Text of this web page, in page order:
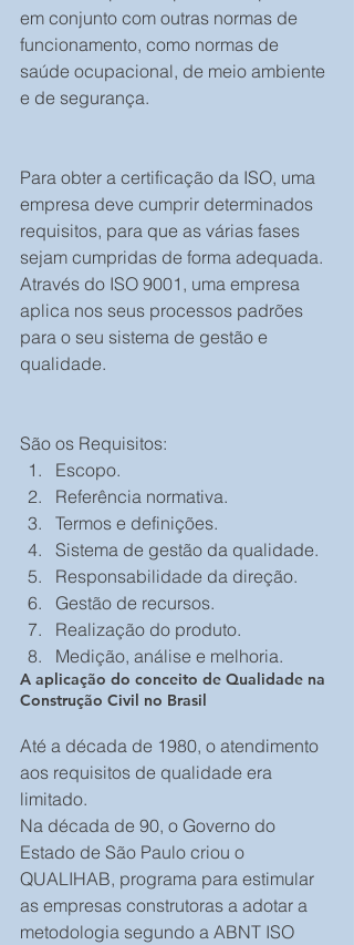
em conjunto com outras normas de
funcionamento, como normas de
saúde ocupacional, de meio ambiente
e de segurança.
Para obter a certificação da ISO, uma
empresa deve cumprir determinados
requisitos, para que as várias fases
sejam cumpridas de forma adequada.
Através do ISO 9001, uma empresa
aplica nos seus processos padrões
para o seu sistema de gestão e
qualidade.
São os Requisitos:
Escopo.
Referência normativa.
Termos e definições.
Sistema de gestão da qualidade.
Responsabilidade da direção.
Gestão de recursos.
Realização do produto.
Medição, análise e melhoria.
A aplicação do conceito de Qualidade na
Construção Civil no Brasil
Até a década de 1980, o atendimento
aos requisitos de qualidade era
limitado.
Na década de 90, o Governo do
Estado de São Paulo criou o
QUALIHAB, programa para estimular
as empresas construtoras a adotar a
metodologia segundo a ABNT ISO